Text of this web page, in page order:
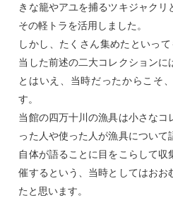
きな籠やアユを捕るツキジャクリ
その軽トラを活用しました。
しかし、たくさん集めたといっ
当した前述の二大コレクションに
とはいえ、当時だったからこそ
す。
当館の四万十川の漁具は小さなコ
った人や使った人が漁具につい
自体が語ることに目をこらして収
催するという、当時としてはおお
たと思います。